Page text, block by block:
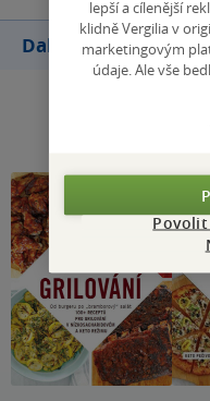
Další knihy autora
lepší a cílenější
klidně Vergilia v
marketingovým
údaje. Ale vše
Povolit